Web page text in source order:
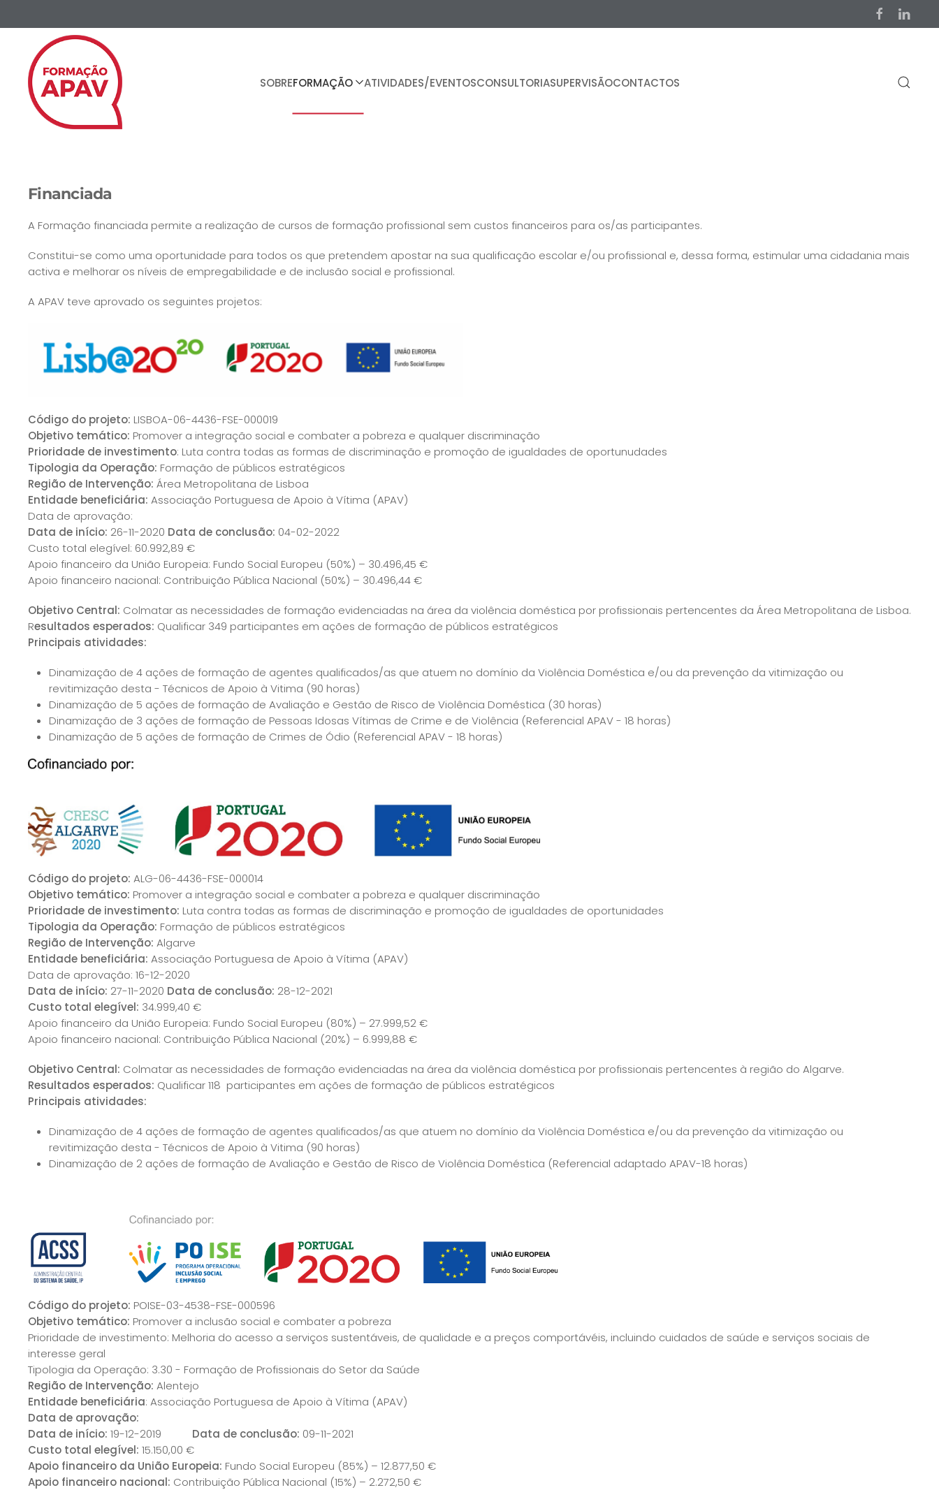
Skip to main content
SOBREFORMAÇÃO ATIVIDADES/EVENTOSCONSULTORIASUPERVISÃOCONTACTOS
Financiada
A Formação financiada permite a realização de cursos de formação profissional sem custos financeiros para os/as participantes.
Constitui-se como uma oportunidade para todos os que pretendem apostar na sua qualificação escolar e/ou profissional e, dessa forma, estimular uma cidadania mais
activa e melhorar os níveis de empregabilidade e de inclusão social e profissional.
A APAV teve aprovado os seguintes projetos:
Código do projeto: LISBOA-06-4436-FSE-000019
Objetivo temático: Promover a integração social e combater a pobreza e qualquer discriminação
Prioridade de investimento: Luta contra todas as formas de discriminação e promoção de igualdades de oportunudades
Tipologia da Operação: Formação de públicos estratégicos
Região de Intervenção: Área Metropolitana de Lisboa
Entidade beneficiária: Associação Portuguesa de Apoio à Vítima (APAV)
Data de aprovação:
Data de início: 26-11-2020 Data de conclusão: 04-02-2022
Custo total elegível: 60.992,89 €
Apoio financeiro da União Europeia: Fundo Social Europeu (50%) – 30.496,45 €
Apoio financeiro nacional: Contribuição Pública Nacional (50%) – 30.496,44 €
Objetivo Central: Colmatar as necessidades de formação evidenciadas na área da violência doméstica por profissionais pertencentes da Área Metropolitana de Lisboa.
Resultados esperados: Qualificar 349 participantes em ações de formação de públicos estratégicos
Principais atividades:
Dinamização de 4 ações de formação de agentes qualificados/as que atuem no domínio da Violência Doméstica e/ou da prevenção da vitimização ou
revitimização desta - Técnicos de Apoio à Vitima (90 horas)
Dinamização de 5 ações de formação de Avaliação e Gestão de Risco de Violência Doméstica (30 horas)
Dinamização de 3 ações de formação de Pessoas Idosas Vítimas de Crime e de Violência (Referencial APAV - 18 horas)
Dinamização de 5 ações de formação de Crimes de Ódio (Referencial APAV - 18 horas)
Código do projeto: ALG-06-4436-FSE-000014
Objetivo temático: Promover a integração social e combater a pobreza e qualquer discriminação
Prioridade de investimento: Luta contra todas as formas de discriminação e promoção de igualdades de oportunidades
Tipologia da Operação: Formação de públicos estratégicos
Região de Intervenção: Algarve
Entidade beneficiária: Associação Portuguesa de Apoio à Vítima (APAV)
Data de aprovação: 16-12-2020
Data de início: 27-11-2020 Data de conclusão: 28-12-2021
Custo total elegível: 34.999,40 €
Apoio financeiro da União Europeia: Fundo Social Europeu (80%) – 27.999,52 €
Apoio financeiro nacional: Contribuição Pública Nacional (20%) – 6.999,88 €
Objetivo Central: Colmatar as necessidades de formação evidenciadas na área da violência doméstica por profissionais pertencentes à região do Algarve.
Resultados esperados: Qualificar 118 participantes em ações de formação de públicos estratégicos
Principais atividades:
Dinamização de 4 ações de formação de agentes qualificados/as que atuem no domínio da Violência Doméstica e/ou da prevenção da vitimização ou
revitimização desta - Técnicos de Apoio à Vitima (90 horas)
Dinamização de 2 ações de formação de Avaliação e Gestão de Risco de Violência Doméstica (Referencial adaptado APAV-18 horas)
Código do projeto: POISE-03-4538-FSE-000596
Objetivo temático: Promover a inclusão social e combater a pobreza
Prioridade de investimento: Melhoria do acesso a serviços sustentáveis, de qualidade e a preços comportávéis, incluindo cuidados de saúde e serviços sociais de
interesse geral
Tipologia da Operação: 3.30 - Formação de Profissionais do Setor da Saúde
Região de Intervenção: Alentejo
Entidade beneficiária: Associação Portuguesa de Apoio à Vítima (APAV)
Data de aprovação:
Data de início: 19-12-2019 Data de conclusão: 09-11-2021
Custo total elegível: 15.150,00 €
Apoio financeiro da União Europeia: Fundo Social Europeu (85%) – 12.877,50 €
Apoio financeiro nacional: Contribuição Pública Nacional (15%) – 2.272,50 €